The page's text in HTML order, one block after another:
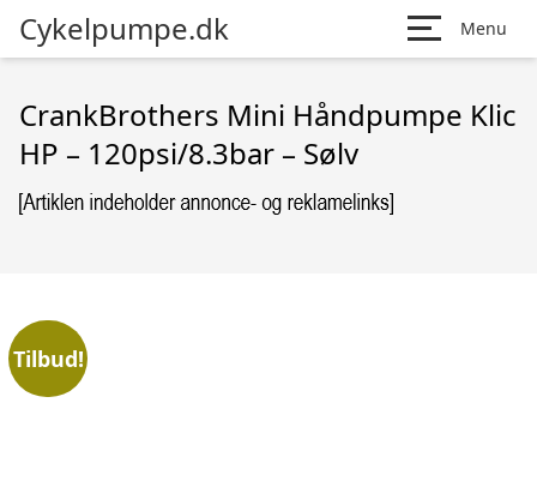
Cykelpumpe.dk Menu
CrankBrothers Mini Håndpumpe Klic
HP – 120psi/8.3bar – Sølv
Tilbud!